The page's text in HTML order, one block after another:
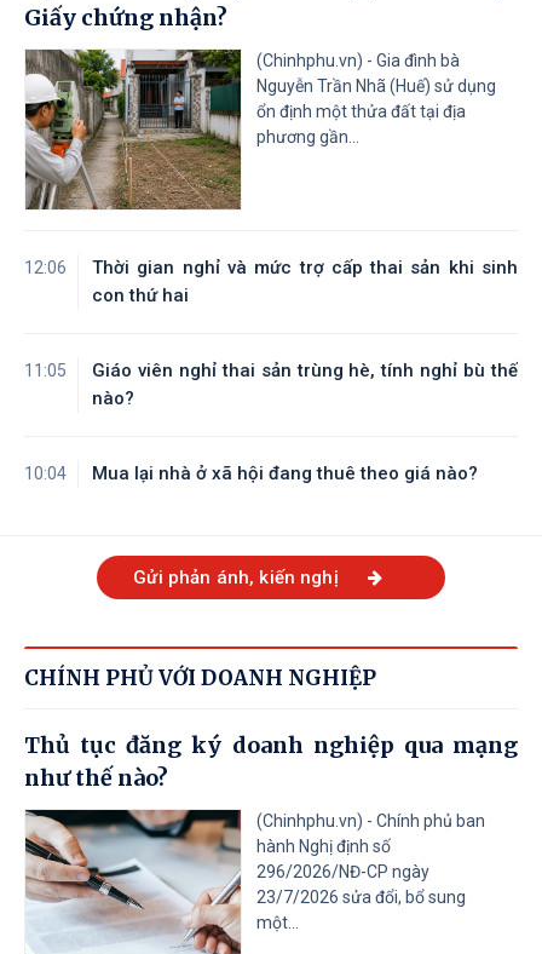
Tỉnh Sơn La
Tỉnh Thái Nguyên
Tỉnh Tây Ninh
Tỉnh Vĩnh Long
Giấy chứng nhận?
(Chinhphu.vn) - Gia đình bà
Nguyễn Trần Nhã (Huế) sử dụng
ổn định một thửa đất tại địa
phương gần...
12:06
Thời gian nghỉ và mức trợ cấp thai sản khi sinh
con thứ hai
11:05
Giáo viên nghỉ thai sản trùng hè, tính nghỉ bù thế
nào?
10:04 Mua lại nhà ở xã hội đang thuê theo giá nào?
Gửi phản ánh, kiến nghị
CHÍNH PHỦ VỚI DOANH NGHIỆP
Thủ tục đăng ký doanh nghiệp qua mạng
như thế nào?
(Chinhphu.vn) - Chính phủ ban
hành Nghị định số
296/2026/NĐ-CP ngày
23/7/2026 sửa đổi, bổ sung
một...